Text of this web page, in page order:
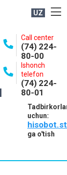
UZ
Call center
(74) 224-
80-00
Ishonch
telefon
(74) 224-
80-01
uchun:
ga o'tish